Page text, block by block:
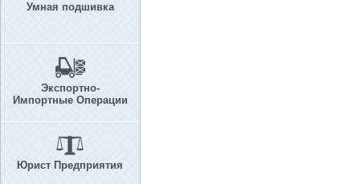
Умная подшивка
Экспортно-
Импортные Операции
Юрист Предприятия